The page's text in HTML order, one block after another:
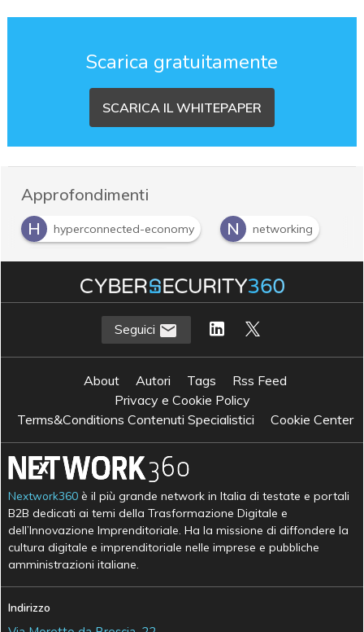
Scarica gratuitamente
SCARICA IL WHITEPAPER
Approfondimenti
H
hyperconnected-economy N networking
R reti software-defined
Sicurezza informatica
Seguici
About Autori Tags
Rss Feed
Privacy e Cookie Policy
Terms&Conditions Contenuti Specialistici
Cookie Center
Nextwork360 è il più grande network in Italia di testate e portali
B2B dedicati ai temi della Trasformazione Digitale e
dell’Innovazione Imprenditoriale. Ha la missione di diffondere la
cultura digitale e imprenditoriale nelle imprese e pubbliche
amministrazioni italiane.
Indirizzo